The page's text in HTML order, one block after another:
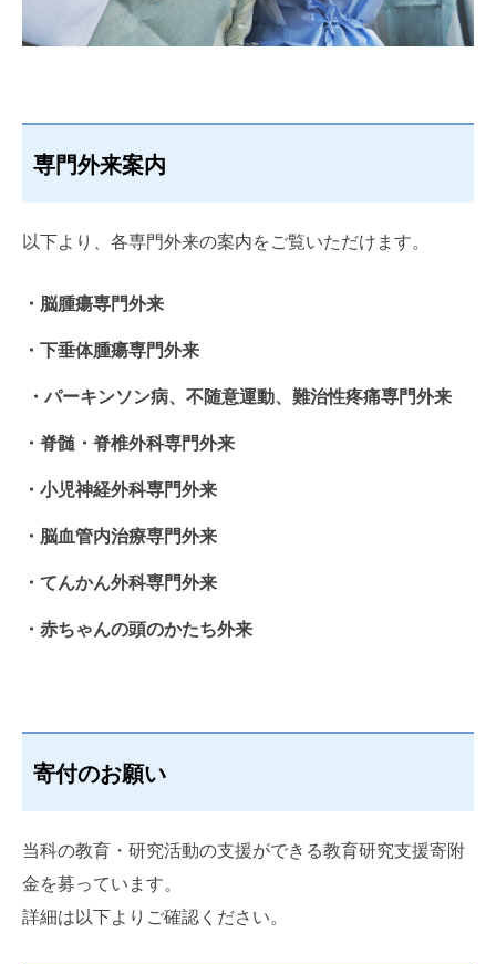
専門外来案内
以下より、各専門外来の案内をご覧いただけます。
・脳腫瘍専門外来
・下垂体腫瘍専門外来
・パーキンソン病、不随意運動、難治性疼痛専門外来
・脊髄・脊椎外科専門外来
・小児神経外科専門外来
・脳血管内治療専門外来
・てんかん外科専門外来
・赤ちゃんの頭のかたち外来
寄付のお願い
当科の教育・研究活動の支援ができる教育研究支援寄附
金を募っています。
詳細は以下よりご確認ください。